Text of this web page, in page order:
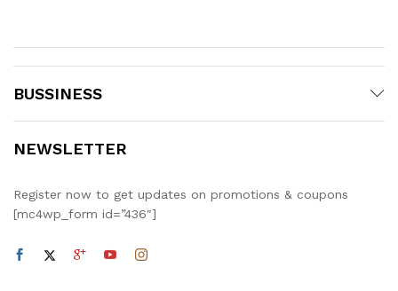
BUSSINESS
NEWSLETTER
Register now to get updates on promotions & coupons
[mc4wp_form id=”436″]